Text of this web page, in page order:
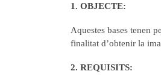
1. OBJECTE:
Aquestes bases tenen
finalitat d’obtenir la
2. REQUISITS: